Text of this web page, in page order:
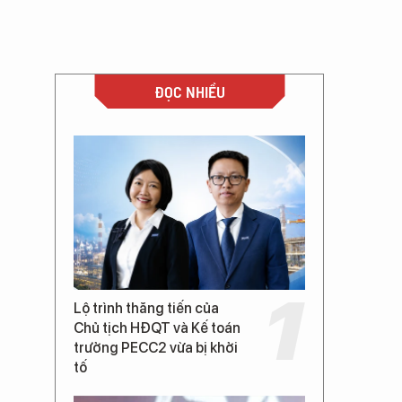
ĐỌC NHIỀU
Lộ trình thăng tiến của
Chủ tịch HĐQT và Kế toán
trưởng PECC2 vừa bị khởi
tố